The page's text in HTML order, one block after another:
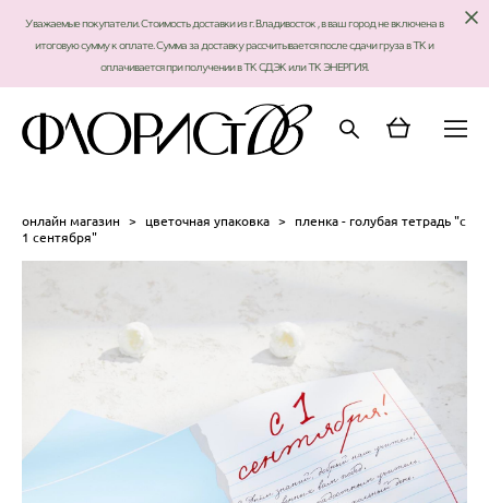
Уважаемые покупатели. Стоимость доставки из г. Владивосток , в ваш город не включена в
итоговую сумму к оплате. Сумма за доставку рассчитывается после сдачи груза в ТК и
оплачивается при получении в ТК СДЭК или ТК ЭНЕРГИЯ.
онлайн магазин > цветочная упаковка > пленка - голубая тетрадь "с
1 сентября"